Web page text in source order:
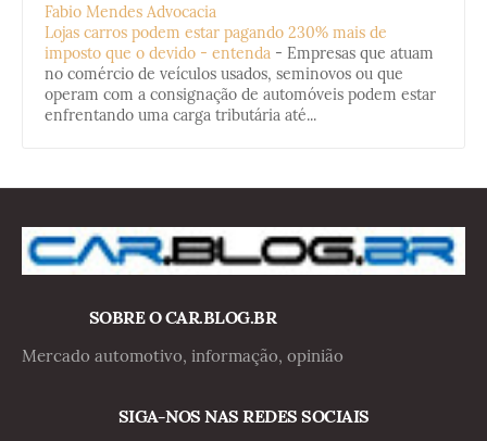
Fabio Mendes Advocacia
Lojas carros podem estar pagando 230% mais de
imposto que o devido - entenda - Empresas que atuam
no comércio de veículos usados, seminovos ou que
operam com a consignação de automóveis podem estar
enfrentando uma carga tributária até...
SOBRE O CAR.BLOG.BR
Mercado automotivo, informação, opinião
SIGA-NOS NAS REDES SOCIAIS